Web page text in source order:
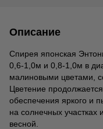
Описание
Спирея японская
0,6-1,0м и 0,8-1,0м в
малиновыми цветами,
Цветение
обеспечения яркого и
на солнечных участках
весной.